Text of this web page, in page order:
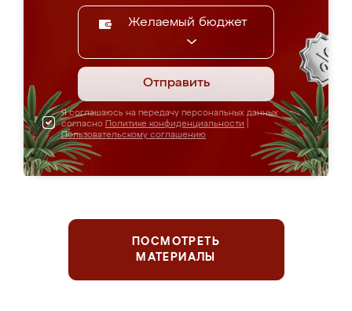
Желаемый бюджет
Отправить
Я соглашаюсь на передачу персональных данных
согласно Политике конфиденциальности
Пользовательскому соглашению
ПОСМОТРЕТЬ
МАТЕРИАЛЫ